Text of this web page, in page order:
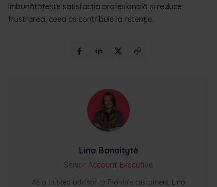
îmbunătățește satisfacția profesională și reduce
frustrarea, ceea ce contribuie la retenție.
Lina Banaitytė
Senior Account Executive
As a trusted advisor to Frontu’s customers, Lina